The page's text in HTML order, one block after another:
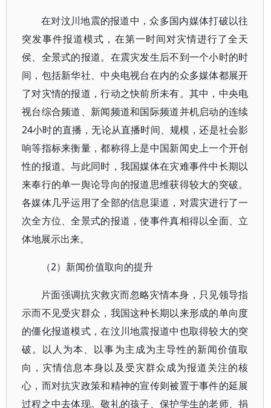
在对汶川地震的报道中，众多国内媒体打破以往
突发事件报道模式，在第一时间对灾情进行了全天
侯、全景式的报道。在震灾发生后不到一个小时的时
间，包括新华社、中央电视台在内的众多媒体都展开
了对灾情的报道，行动之快前所未有。其中，中央电
视台综合频道、新闻频道和国际频道并机启动的连续
24小时的直播，无论从直播时间、规模，还是社会影
响等指标来衡量，都称得上是中国新闻史上一个开创
性的报道。与此同时，我国媒体在灾难事件中长期以
来奉行的单一舆论导向的报道思维获得较大的突破。
各媒体几乎运用了全部的信息渠道，对震灾进行了一
次全方位、全景式的报道，使事件真相得以全面、立
体地展示出来。
（2）新闻价值取向的提升
片面强调抗灾救灾而忽略灾情本身，只见领导指
示而不见受灾群众，我国这种长期以来形成的单向度
的僵化报道模式，在汶川地震报道中也取得较大的突
破。以人为本、以事为主成为主导性的新闻价值取
向，灾情信息本身以及受灾群众成为报道关注的核
心，而对抗灾政策和精神的宣传则被置于事件的延展
过程之中去体现。敬礼的孩子、保护学生的老师、捐